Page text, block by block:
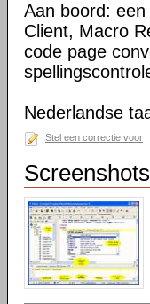
Aan boord:
Client, Macro
code page
Nederlandse
Stel een correctie voor